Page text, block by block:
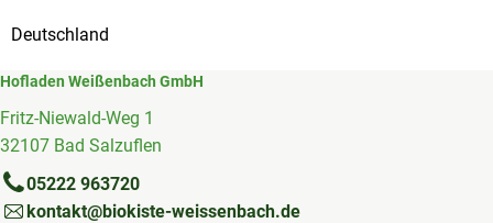
Deutschland
Hofladen Weißenbach GmbH
Fritz-Niewald-Weg 1
32107 Bad Salzuflen
05222 963720
kontakt@biokiste-weissenbach.de